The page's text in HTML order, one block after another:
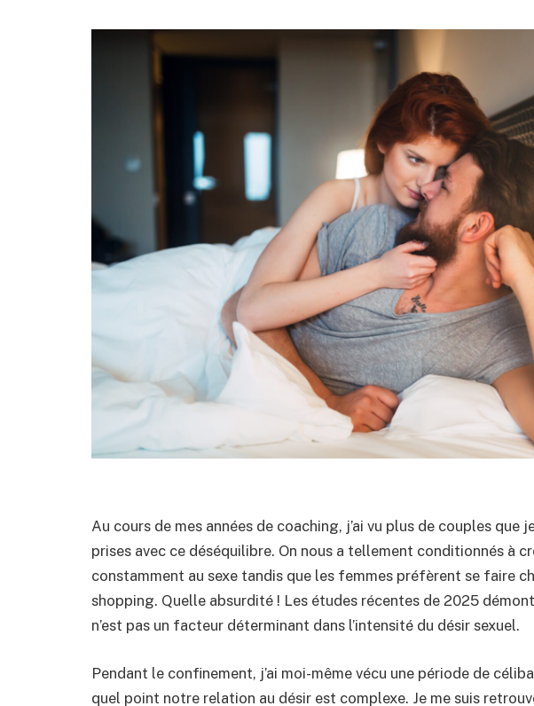
Au cours de mes années de coaching, j’ai vu plus de couples que
prises avec ce déséquilibre. On nous a tellement conditionnés à
constamment au sexe tandis que les femmes préfèrent se faire
shopping. Quelle absurdité ! Les études récentes de 2025
n’est pas un facteur déterminant dans l’intensité du désir sexuel.
Pendant le confinement, j’ai moi-même vécu une période de
quel point notre relation au désir est complexe. Je me suis